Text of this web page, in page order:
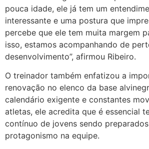
pouca idade, ele já tem um
interessante e uma postura que
percebe que ele tem muita margem
isso, estamos acompanhando de
desenvolvimento”, afirmou Ribeiro.
O treinador também enfatizou a
renovação no elenco da base
calendário exigente e constantes
atletas, ele acredita que é essencial
contínuo de jovens sendo
protagonismo na equipe.